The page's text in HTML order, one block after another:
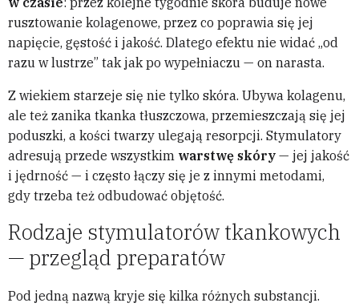
rusztowanie kolagenowe, przez co poprawia się jej
napięcie, gęstość i jakość. Dlatego efektu nie widać „od
razu w lustrze” tak jak po wypełniaczu — on narasta.
Z wiekiem starzeje się nie tylko skóra. Ubywa kolagenu,
ale też zanika tkanka tłuszczowa, przemieszczają się jej
poduszki, a kości twarzy ulegają resorpcji. Stymulatory
adresują przede wszystkim warstwę skóry — jej jakość
i jędrność — i często łączy się je z innymi metodami,
gdy trzeba też odbudować objętość.
Rodzaje stymulatorów tkankowych
— przegląd preparatów
Pod jedną nazwą kryje się kilka różnych substancji.